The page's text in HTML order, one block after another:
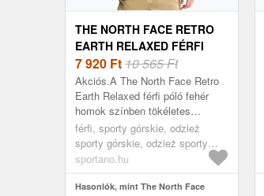
THE NORTH FACE RETRO
EARTH RELAXED FÉRFI
PÓLÓ WHITE DUNE (RETRO
EARTH RELAXED
NF0A8G9PQLI1)
7 920 Ft10 565 Ft
Akciós.A The North Face Retro
Earth Relaxed férfi póló fehér
homok színben tökéletes
választás azoknak a férfiaknak,
akik a kényelmet a jellegzetes
stílus...
férfi, sporty górskie, odzież
sporty górskie, odzież sporty
górskie koszulka, fehér
sportano.hu
Hasonlók, mint The North Face